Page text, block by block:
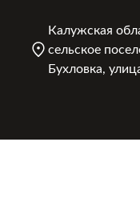
Калужская
сельское
Бухловка,